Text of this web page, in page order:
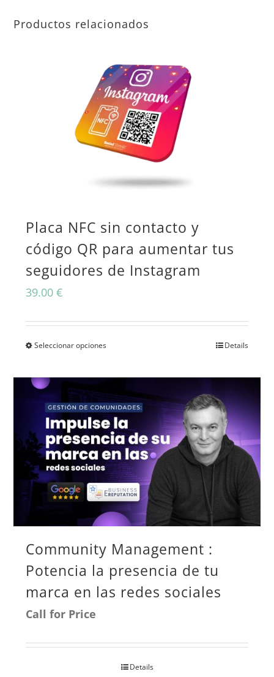
Productos relacionados
Placa NFC sin contacto y
código QR para aumentar tus
seguidores de Instagram
39.00€
Seleccionar opcionesEste
tiene
múltiples
variantes.
Las
opciones
se
pueden
elegir
en
la
Details
Community Management :
Potencia la presencia de tu
marca en las redes sociales
Call for Price
Details